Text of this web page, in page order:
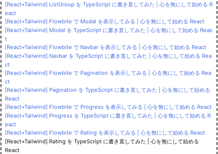
[React+Tailwind] ListGroup を TypeScript に書き直してみた | 心を無にして始める R
eact
[React+Tailwind] Flowbite で Modal を表示してみる | 心を無にして始める React
[React+Tailwind] Modal を TypeScript に書き直してみた | 心を無にして始める Reac
t
[React+Tailwind] Flowbite で Navbar を表示してみる | 心を無にして始める React
[React+Tailwind] Navbar を TypeScript に書き直してみた | 心を無にして始める Rea
ct
[React+Tailwind] Flowbite で Pagination を表示してみる | 心を無にして始める Rea
ct
[React+Tailwind] Pagination を TypeScript に書き直してみた | 心を無にして始める
React
[React+Tailwind] Flowbite で Progress を表示してみる | 心を無にして始める React
[React+Tailwind] Progress を TypeScript に書き直してみた | 心を無にして始める R
eact
[React+Tailwind] Flowbite で Rating を表示してみる | 心を無にして始める React
[React+Tailwind] Rating を TypeScript に書き直してみた | 心を無にして始める
React